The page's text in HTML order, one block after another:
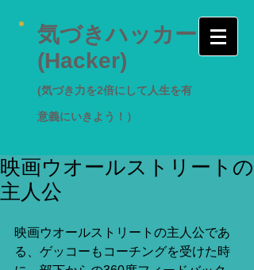
気づきハッカー
(Hacker)
(気づき力を2倍にして人生を有
意義にいきよう！）
映画ウオールストリートの
主人公
映画ウオールストリートの主人公であ
る、ゲッコーもコーチングを受けた時